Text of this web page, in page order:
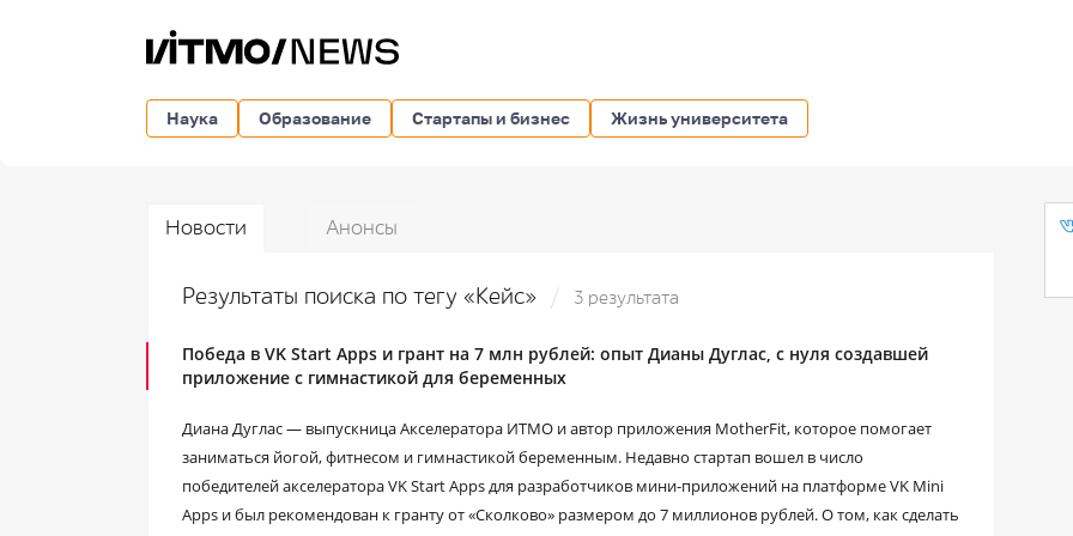
Наука Образование Стартапы и бизнес Жизнь университета
Новости Анонсы
Результаты поиска по тегу «Кейс» 3 результата
Победа в VK Start Apps и грант на 7 млн рублей: опыт Дианы Дуглас, с нуля создавшей
приложение с гимнастикой для беременных
Диана Дуглас — выпускница Акселератора ИТМО и автор приложения MotherFit, которое помогает
заниматься йогой, фитнесом и гимнастикой беременным. Недавно стартап вошел в число
победителей акселератора VK Start Apps для разработчиков мини-приложений на платформе VK Mini
Apps и был рекомендован к гранту от «Сколково» размером до 7 миллионов рублей. О том, как сделать